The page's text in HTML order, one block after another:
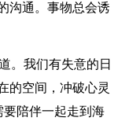
沟通。事物总会诱
。我们有失意的日
的空间，冲破心灵
陪伴一起走到海